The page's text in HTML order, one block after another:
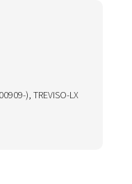
), TREVISO-LX